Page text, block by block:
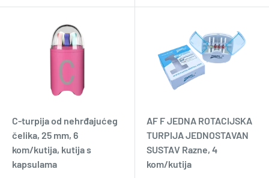
C-turpija od nehrđajućeg
čelika, 25 mm, 6
kom/kutija, kutija s
kapsulama
AF F JEDNA ROTACIJSKA
TURPIJA JEDNOSTAVAN
SUSTAV Razne, 4
kom/kutija